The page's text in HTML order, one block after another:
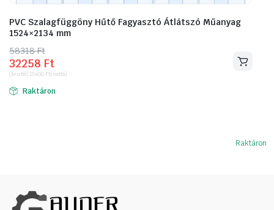
PVC Szalagfüggöny Hűtő Fagyasztó Átlátszó Műanyag
1524×2134 mm
58318Ft
Original
price
was:
58318 Ft.
32258 Ft
Current
price
is:
32258 Ft.
(bruttó)25400 Ft(nettó)
Raktáron
Raktáron